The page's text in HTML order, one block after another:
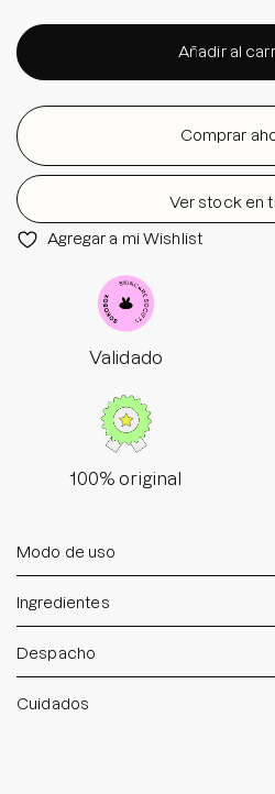
Añadir al
Comprar
Ver stock en
Agregar a mi Wishlist
Validado
100% original
Modo de uso
Ingredientes
Despacho
Cuidados